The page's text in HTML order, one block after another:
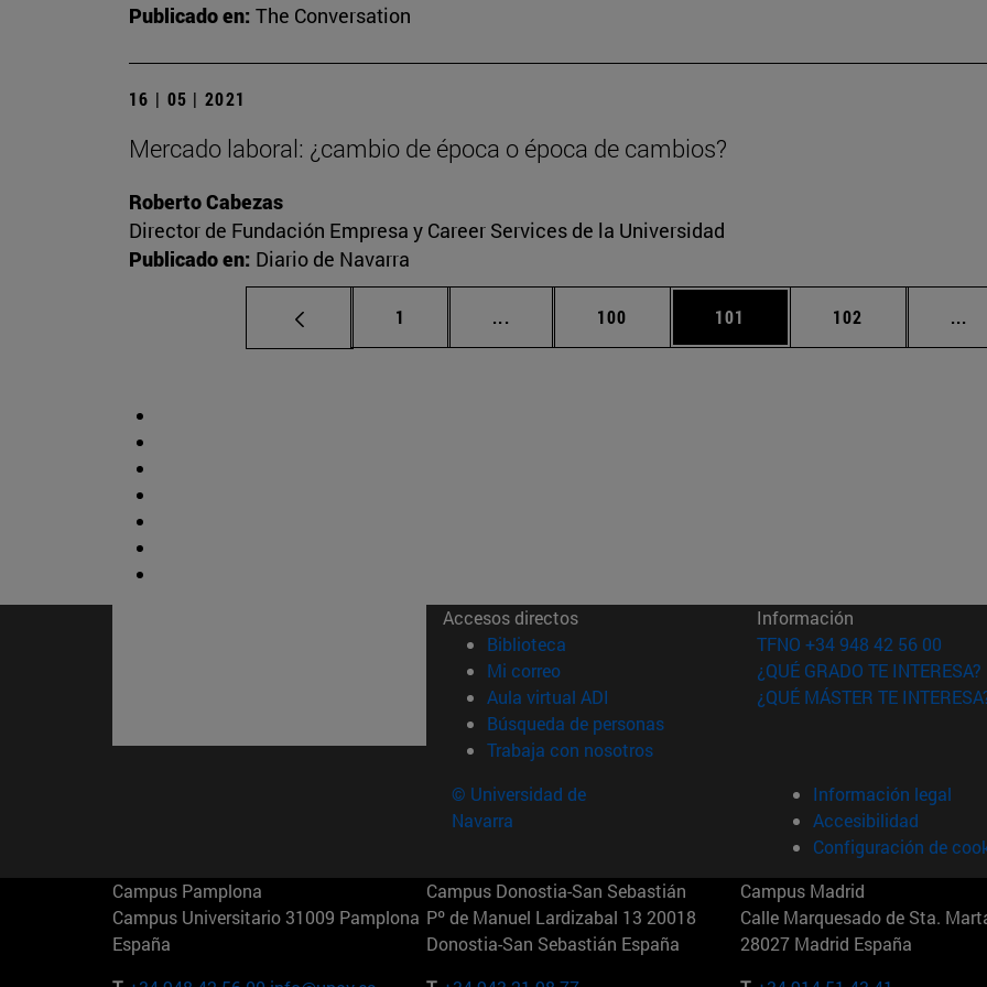
Publicado en: The Conversation
16 | 05 | 2021
Mercado laboral: ¿cambio de época o época de cambios?
Roberto Cabezas
Director de Fundación Empresa y Career Services de la Universidad
Publicado en: Diario de Navarra
Página
1 ... Páginas intermedias Use TAB para desplazarse.
Página
100 Página
101 Página
102 ...
Accesos directos
Biblioteca (abre en nueva ventana)
Mi correo(abre en nueva ventana)
Aula virtual ADI (abre en nueva ventana)
Búsqueda de personas(abre en nueva ventana)
Trabaja con nosotros(abre en nueva ventana)
Información
TFNO +34 948 42 56 00
¿QUÉ GRADO TE INTERESA?
¿QUÉ MÁSTER TE
© Universidad de
Navarra
Información legal
Accesibilidad
Configuración de
Campus Pamplona
Campus Universitario 31009 Pamplona
España
Campus Donostia-San Sebastián
Pº de Manuel Lardizabal 13 20018
Donostia-San Sebastián España
Campus Madrid
Calle Marquesado de Sta.
28027 Madrid España